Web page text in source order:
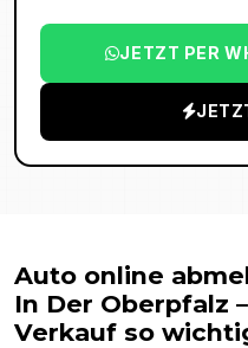
JETZT PER
Auto online
In Der Oberpfalz
Verkauf so